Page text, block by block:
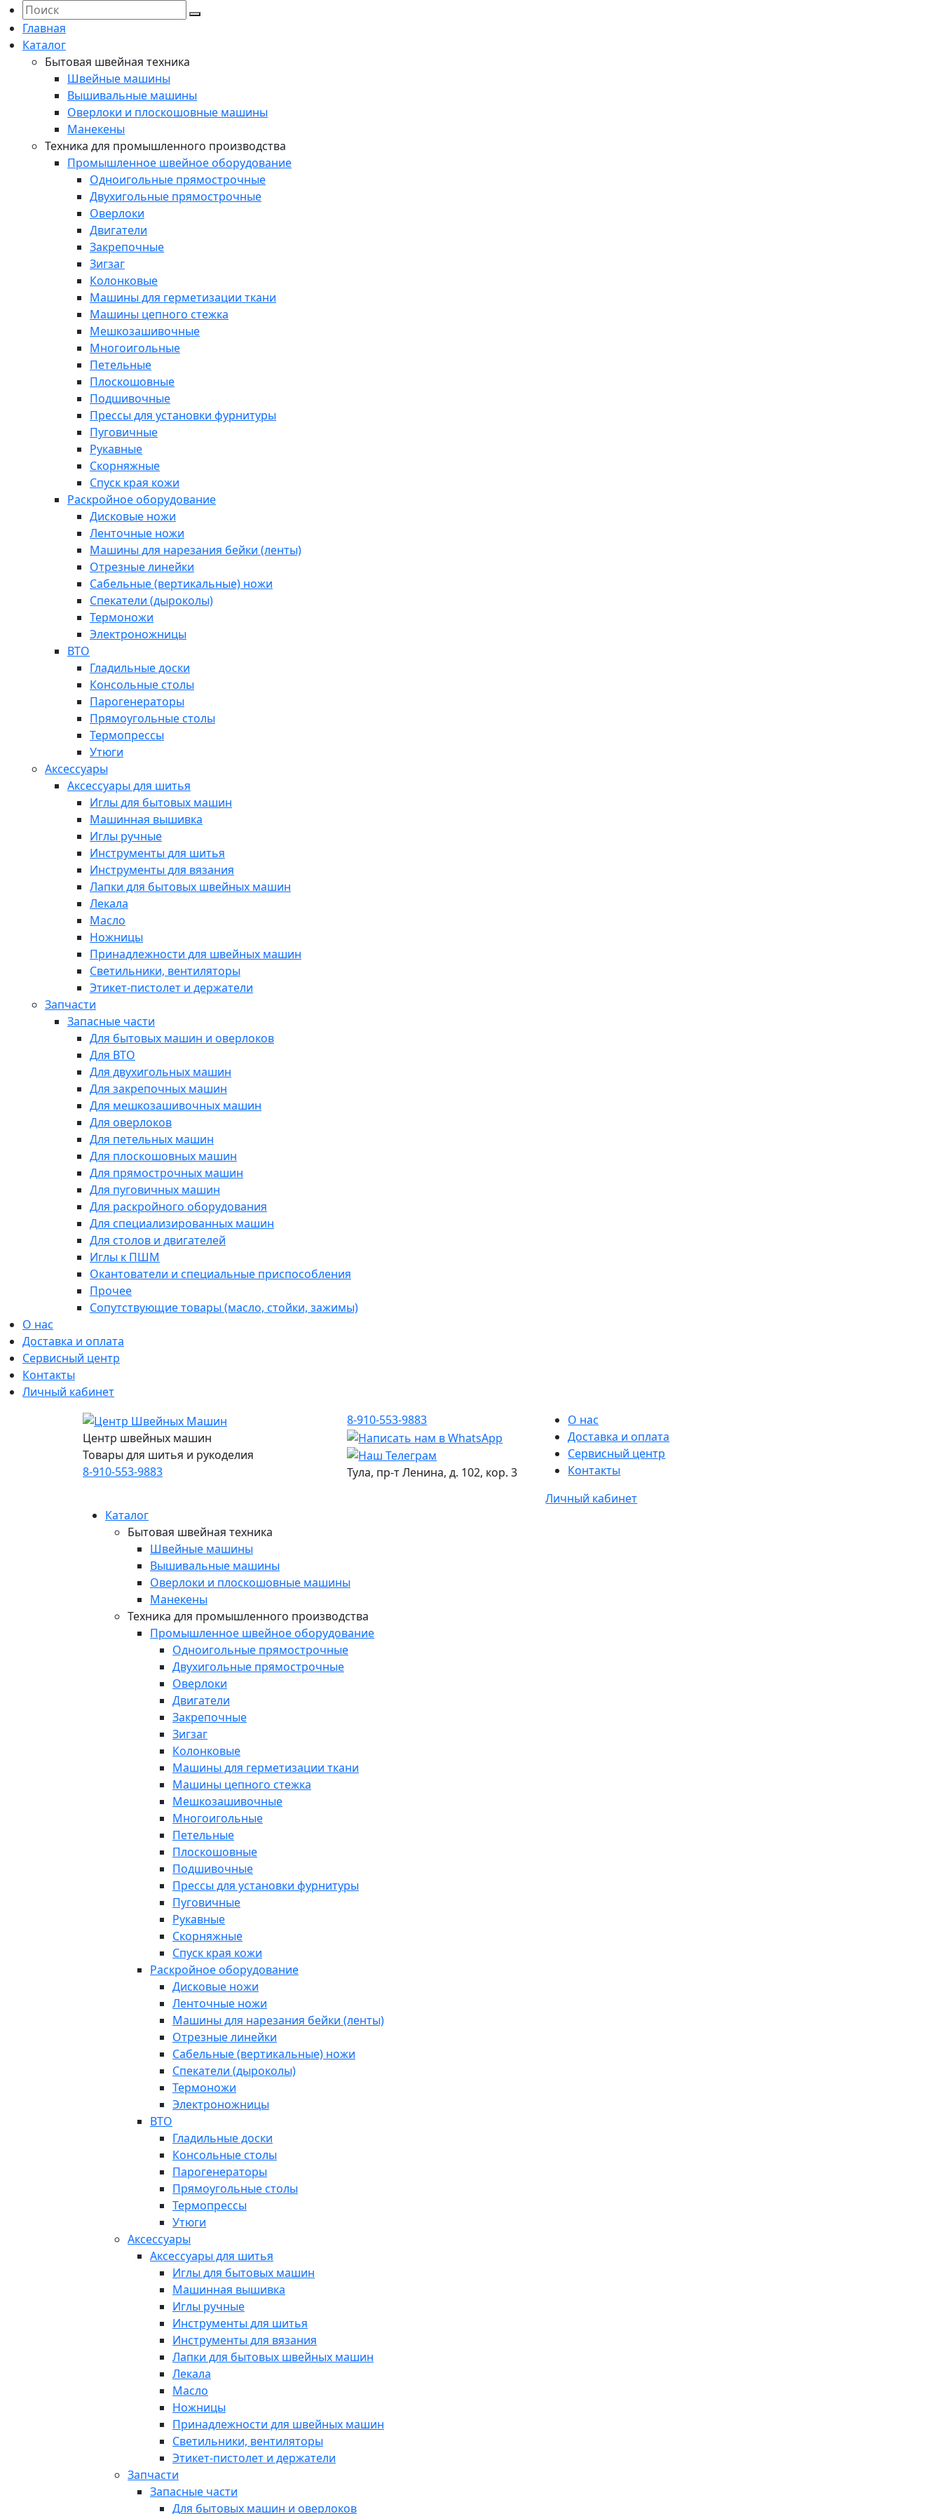
Главная
Каталог
Бытовая швейная техника
Швейные машины
Вышивальные машины
Оверлоки и плоскошовные машины
Манекены
Техника для промышленного производства
Промышленное швейное оборудование
Одноигольные прямострочные
Двухигольные прямострочные
Оверлоки
Двигатели
Закрепочные
Зигзаг
Колонковые
Машины для герметизации ткани
Машины цепного стежка
Мешкозашивочные
Многоигольные
Петельные
Плоскошовные
Подшивочные
Прессы для установки фурнитуры
Пуговичные
Рукавные
Скорняжные
Спуск края кожи
Раскройное оборудование
Дисковые ножи
Ленточные ножи
Машины для нарезания бейки (ленты)
Отрезные линейки
Сабельные (вертикальные) ножи
Спекатели (дыроколы)
Термоножи
Электроножницы
ВТО
Гладильные доски
Консольные столы
Парогенераторы
Прямоугольные столы
Термопрессы
Утюги
Аксессуары
Аксессуары для шитья
Иглы для бытовых машин
Машинная вышивка
Иглы ручные
Инструменты для шитья
Инструменты для вязания
Лапки для бытовых швейных машин
Лекала
Масло
Ножницы
Принадлежности для швейных машин
Светильники, вентиляторы
Этикет-пистолет и держатели
Запчасти
Запасные части
Для бытовых машин и оверлоков
Для ВТО
Для двухигольных машин
Для закрепочных машин
Для мешкозашивочных машин
Для оверлоков
Для петельных машин
Для плоскошовных машин
Для прямострочных машин
Для пуговичных машин
Для раскройного оборудования
Для специализированных машин
Для столов и двигателей
Иглы к ПШМ
Окантователи и специальные приспособления
Прочее
Сопутствующие товары (масло, стойки, зажимы)
О нас
Доставка и оплата
Сервисный центр
Контакты
Личный кабинет
Центр швейных машин
Товары для шитья и рукоделия
8-910-553-9883
8-910-553-9883
Тула, пр-т Ленина, д. 102, кор. 3
О нас
Доставка и оплата
Сервисный центр
Контакты
Личный кабинет
Каталог
Бытовая швейная техника
Швейные машины
Вышивальные машины
Оверлоки и плоскошовные машины
Манекены
Техника для промышленного производства
Промышленное швейное оборудование
Одноигольные прямострочные
Двухигольные прямострочные
Оверлоки
Двигатели
Закрепочные
Зигзаг
Колонковые
Машины для герметизации ткани
Машины цепного стежка
Мешкозашивочные
Многоигольные
Петельные
Плоскошовные
Подшивочные
Прессы для установки фурнитуры
Пуговичные
Рукавные
Скорняжные
Спуск края кожи
Раскройное оборудование
Дисковые ножи
Ленточные ножи
Машины для нарезания бейки (ленты)
Отрезные линейки
Сабельные (вертикальные) ножи
Спекатели (дыроколы)
Термоножи
Электроножницы
ВТО
Гладильные доски
Консольные столы
Парогенераторы
Прямоугольные столы
Термопрессы
Утюги
Аксессуары
Аксессуары для шитья
Иглы для бытовых машин
Машинная вышивка
Иглы ручные
Инструменты для шитья
Инструменты для вязания
Лапки для бытовых швейных машин
Лекала
Масло
Ножницы
Принадлежности для швейных машин
Светильники, вентиляторы
Этикет-пистолет и держатели
Запчасти
Запасные части
Для бытовых машин и оверлоков